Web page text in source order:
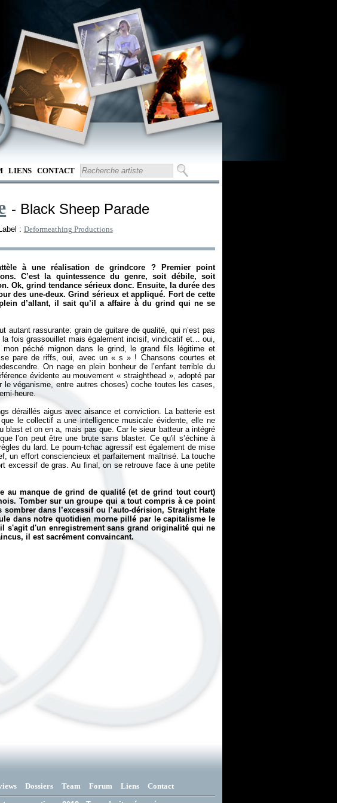
LIENS CONTACT
- Black Sheep Parade
: Deformeathing Productions
à une réalisation de grindcore ? Premier point
C’est la quintessence du genre, soit débile, soit
Ok, grind tendance sérieux donc. Ensuite, la durée des
des une-deux. Grind sérieux et appliqué. Fort de cette
d’allant, il sait qu’il a affaire à du grind qui ne se
autant rassurante: grain de guitare de qualité, qui n’est pas
la fois grassouillet mais également incisif, vindicatif et… oui,
péché mignon dans le grind, le grand fils légitime et
se pare de riffs, oui, avec un «s» ! Chansons courtes et
On nage en plein bonheur de l’enfant terrible du
évidente au mouvement « straighthead », adopté par
véganisme, entre autres choses) coche toutes les cases,
heure.
déraillés aigus avec aisance et conviction. La batterie est
le collectif a une intelligence musicale évidente, elle ne
blast et on en a, mais pas que. Car le sieur batteur a intégré
l’on peut être une brute sans blaster. Ce qu'il s’échine à
du lard. Le poum-tchac agressif est également de mise
un effort consciencieux et parfaitement maîtrisé. La touche
excessif de gras. Au final, on se retrouve face à une petite
au manque de grind de qualité (et de grind tout court)
Tomber sur un groupe qui a tout compris à ce point
dans l’excessif ou l’auto-dérision, Straight Hate
dans notre quotidien morne pillé par le capitalisme le
s'agit d'un enregistrement sans grand originalité qui ne
il est sacrément convaincant.
Dossiers Team Forum Liens Contact